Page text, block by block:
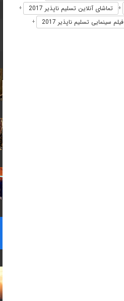
+ تماشای آنلاین تسلیم ناپذیر 2017 +
فیلم سینمایی تسلیم ناپذیر 2017 +